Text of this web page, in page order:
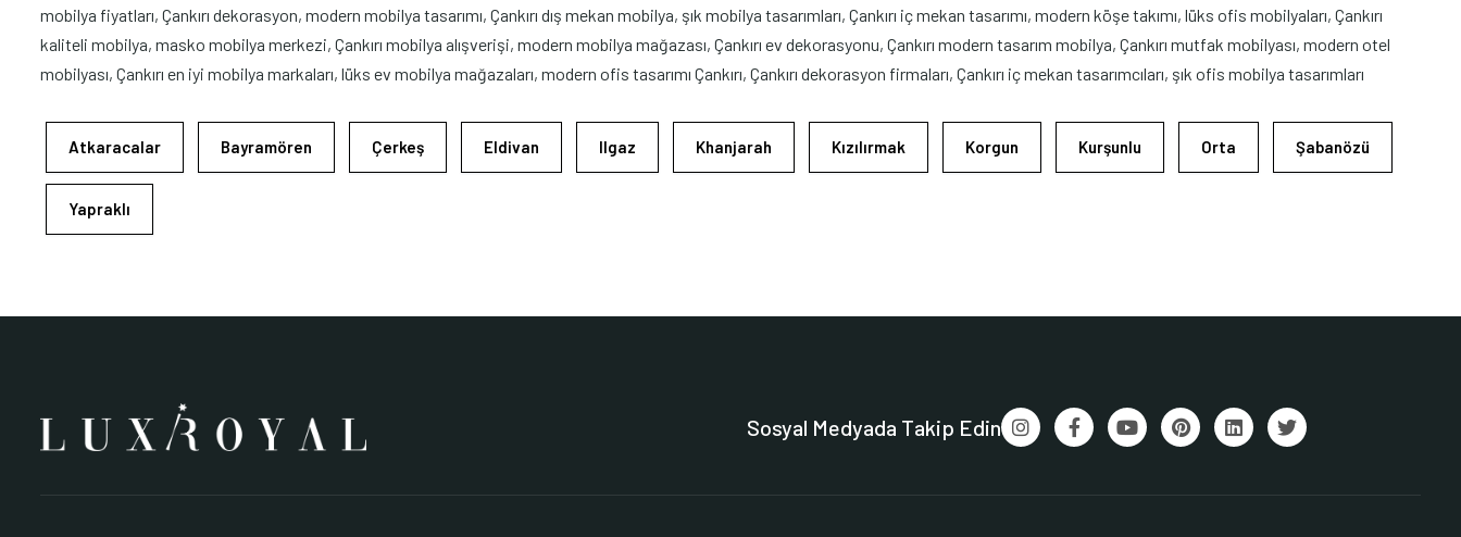
mobilya fiyatları, Çankırı dekorasyon, modern mobilya tasarımı, Çankırı dış mekan mobilya, şık mobilya tasarımları, Çankırı iç mekan tasarımı, modern köşe takımı, lüks ofis mobilyaları, Çankırı
kaliteli mobilya, masko mobilya merkezi, Çankırı mobilya alışverişi, modern mobilya mağazası, Çankırı ev dekorasyonu, Çankırı modern tasarım mobilya, Çankırı mutfak mobilyası, modern otel
mobilyası, Çankırı en iyi mobilya markaları, lüks ev mobilya mağazaları, modern ofis tasarımı Çankırı, Çankırı dekorasyon firmaları, Çankırı iç mekan tasarımcıları, şık ofis mobilya tasarımları
Atkaracalar Bayramören Çerkeş Eldivan Ilgaz Khanjarah Kızılırmak Korgun Kurşunlu Orta Şabanözü
Yapraklı
Sosyal Medyada Takip Edin